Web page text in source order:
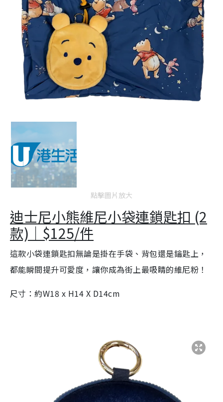
點擊圖片放大
迪士尼小熊維尼小袋連鎖匙扣 (2
款)｜$125/件
這款小袋連鎖匙扣無論是掛在手袋、背包還是鑰匙上，
都能瞬間提升可愛度，讓你成為街上最吸睛的維尼粉！
尺寸：約W18 x H14 X D14cm